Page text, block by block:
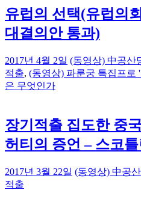
유럽의 선택(유럽의
대결의안 통과)
2017년 4월 2일 (동영상) 中공산
적출, (동영상) 파룬궁 특집프로
은 무엇인가
장기적출 집도한 중
허티의 증언 – 스코
2017년 3월 22일 (동영상) 中공
적출